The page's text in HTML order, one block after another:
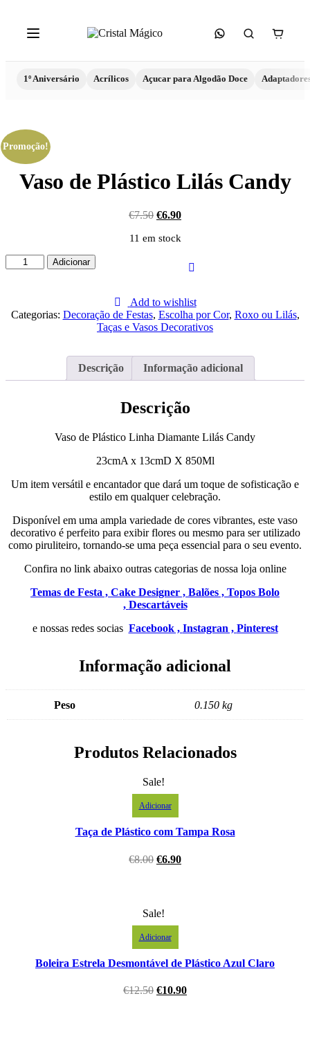
1º Aniversário Acrílicos Açucar para Algodão Doce
Promoção!
Vaso de Plástico Lilás Candy
€7.50 €6.90
11 em stock
Quantidade
de
Plástico
Lilás
Adicionar
Add to wishlist
Categorias: Decoração de Festas, Escolha por Cor, Roxo ou Lilás,
Taças e Vasos Decorativos
Descrição Informação adicional
Descrição
Vaso de Plástico Linha Diamante Lilás Candy
23cmA x 13cmD X 850Ml
Um item versátil e encantador que dará um toque de sofisticação e
estilo em qualquer celebração.
Disponível em uma ampla variedade de cores vibrantes, este vaso
decorativo é perfeito para exibir flores ou mesmo para ser utilizado
como piruliteiro, tornando-se uma peça essencial para o seu evento.
Confira no link abaixo outras categorias de nossa loja online
Temas de Festa , Cake Designer , Balões , Topos Bolo
, Descartáveis
e nossas redes socias Facebook , Instagran , Pinterest
Informação adicional
Peso 0.150 kg
Produtos Relacionados
Sale!
Adicionar
Taça de Plástico com Tampa Rosa
€8.00 €6.90
Sale!
Adicionar
Boleira Estrela Desmontável de Plástico Azul Claro
€12.50 €10.90